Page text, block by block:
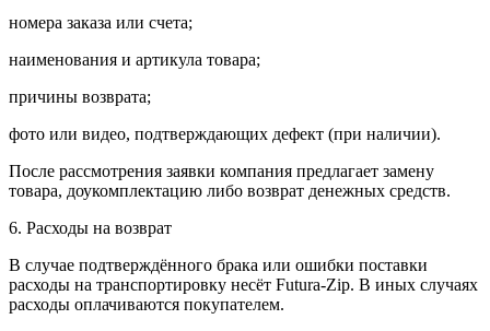
номера заказа или счета;
наименования и артикула товара;
причины возврата;
фото или видео, подтверждающих дефект (при наличии).
После рассмотрения заявки компания предлагает замену
товара, доукомплектацию либо возврат денежных средств.
6. Расходы на возврат
В случае подтверждённого брака или ошибки поставки
расходы на транспортировку несёт Futura-Zip. В иных случаях
расходы оплачиваются покупателем.